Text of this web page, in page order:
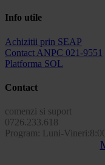
Info utile
Achizitii prin SEAP
Contact ANPC 021-9551
Platforma SOL
Contact
comenzi si suport
0726.233.618
Program: Luni-